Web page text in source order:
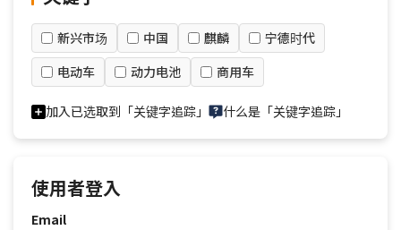
新兴市场 中国 麒麟
宁德时代
电动车
动力电池 商用车
加入已选取到「关键字追踪」 什么是「关键字追踪」
使用者登入
Email